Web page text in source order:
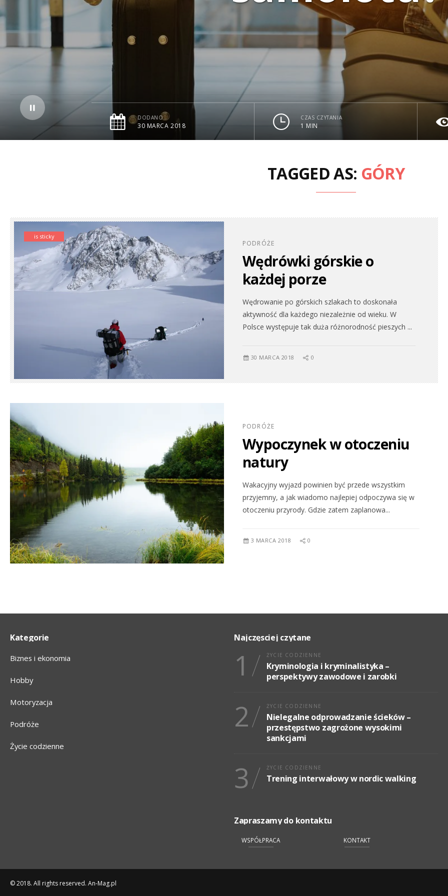
DODANO
30 MARCA 2018
CZAS CZYTANIA
1 MIN
TAGGED AS: GÓRY
is sticky
PODRÓŻE
Wędrówki górskie o
każdej porze
Wędrowanie po górskich szlakach to doskonała
aktywność dla każdego niezależnie od wieku. W
Polsce występuje tak duża różnorodność pieszych ...
30 MARCA 2018 0
PODRÓŻE
Wypoczynek w otoczeniu
natury
Wakacyjny wyjazd powinien być przede wszystkim
przyjemny, a jak wiadomo najlepiej odpoczywa się w
otoczeniu przyrody. Gdzie zatem zaplanowa...
3 MARCA 2018 0
Kategorie
Biznes i ekonomia
Hobby
Motoryzacja
Podróże
Życie codzienne
Najczęsciej czytane
1 ŻYCIE CODZIENNE
Kryminologia i kryminalistyka –
perspektywy zawodowe i zarobki
2 ŻYCIE CODZIENNE
Nielegalne odprowadzanie ścieków –
przestępstwo zagrożone wysokimi
sankcjami
3 ŻYCIE CODZIENNE
Trening interwałowy w nordic walking
Zapraszamy do kontaktu
WSPÓŁPRACA KONTAKT
© 2018. All rights reserved. An-Mag.pl